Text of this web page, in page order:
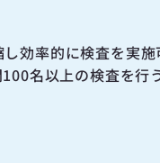
効率的に検査を実
名以上の検査を行